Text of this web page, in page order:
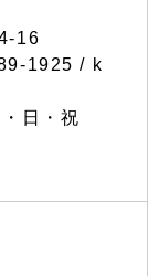
16
1925 / k
日・祝